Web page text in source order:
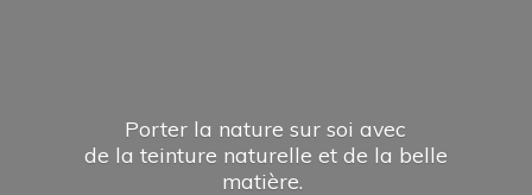
Porter la nature sur soi avec
de la teinture naturelle et de la belle
matière.